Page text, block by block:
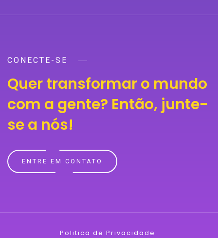
CONECTE-SE
Quer transformar o mundo
com a gente? Então, junte-
se a nós!
ENTRE EM CONTATO
Politica de Privacidade